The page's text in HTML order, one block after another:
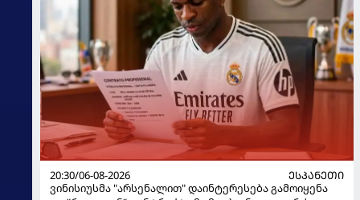
20:30/06-08-2026
ᲔᲡᲞᲐᲜᲔᲗᲘ
ვინისიუსმა "არსენალით" დაინტერესება გამოიყენა